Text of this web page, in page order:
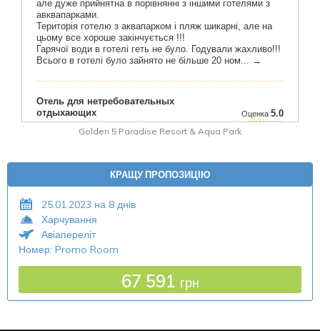
Golden 5 Paradise Resort & Aqua Park
КРАЩУ ПРОПОЗИЦІЮ
25.01.2023 на 8 днів
Харчування
Авіапереліт
Номер: Promo Room
67 591 грн